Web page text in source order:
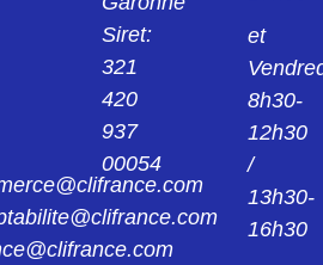
24.0149
2MM 24.0154-21
Siret:
321
420
937
00054
et
8h30-
12h30
/
13h30-
16h30